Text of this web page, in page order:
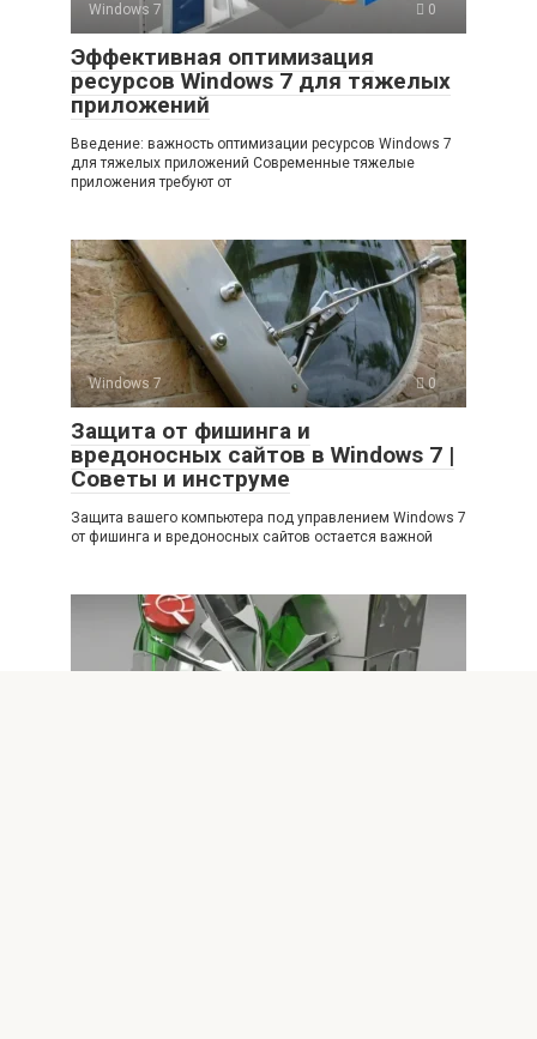
Windows 7 0
Эффективная оптимизация
ресурсов Windows 7 для тяжелых
приложений
Введение: важность оптимизации ресурсов Windows 7
для тяжелых приложений Современные тяжелые
приложения требуют от
Windows 7 0
Защита от фишинга и
вредоносных сайтов в Windows 7 |
Советы и инструме
Защита вашего компьютера под управлением Windows 7
от фишинга и вредоносных сайтов остается важной